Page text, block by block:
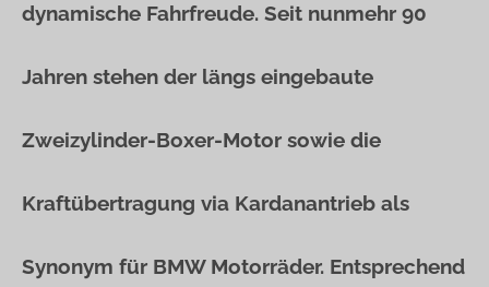
dynamische Fahrfreude. Seit nunmehr 90
Jahren stehen der längs eingebaute
Zweizylinder-Boxer-Motor sowie die
Kraftübertragung via Kardanantrieb als
Synonym für BMW Motorräder. Entsprechend